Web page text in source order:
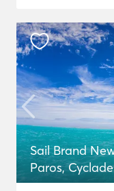
Sail Brand
Paros,